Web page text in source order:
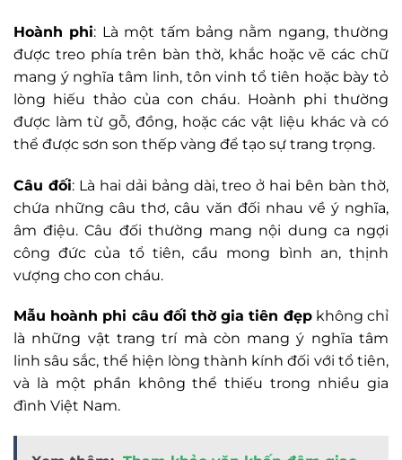
Hoành phi: Là một tấm bảng nằm ngang, thường
được treo phía trên bàn thờ, khắc hoặc vẽ các chữ
mang ý nghĩa tâm linh, tôn vinh tổ tiên hoặc bày tỏ
lòng hiếu thảo của con cháu. Hoành phi thường
được làm từ gỗ, đồng, hoặc các vật liệu khác và có
thể được sơn son thếp vàng để tạo sự trang trọng.
Câu đối: Là hai dải bảng dài, treo ở hai bên bàn thờ,
chứa những câu thơ, câu văn đối nhau về ý nghĩa,
âm điệu. Câu đối thường mang nội dung ca ngợi
công đức của tổ tiên, cầu mong bình an, thịnh
vượng cho con cháu.
Mẫu hoành phi câu đối thờ gia tiên đẹpkhông chỉ
là những vật trang trí mà còn mang ý nghĩa tâm
linh sâu sắc, thể hiện lòng thành kính đối với tổ tiên,
và là một phần không thể thiếu trong nhiều gia
đình Việt Nam.